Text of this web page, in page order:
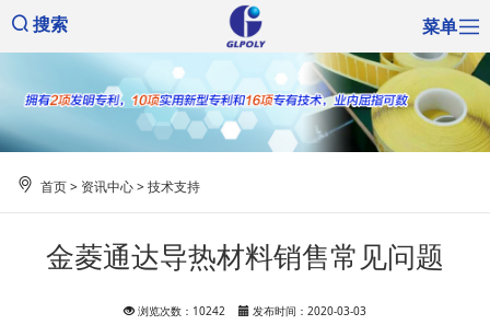
搜索 菜单
首页> 资讯中心>技术支持
金菱通达导热材料销售常见问题
浏览次数：10242 发布时间：2020-03-03